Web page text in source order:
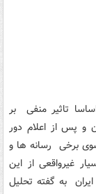
تاثیر منفی بر
و پس از اعلام دور
برخی رسانه ها و
غیرواقعی از این
به گفته تحلیل